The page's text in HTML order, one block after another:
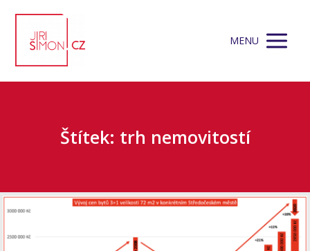
MENU
Štítek: trh nemovitostí